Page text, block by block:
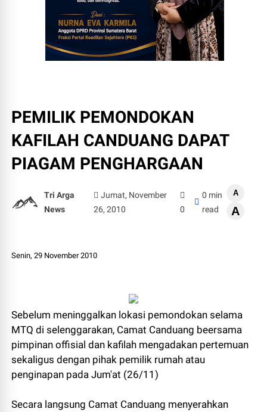
PEMILIK PEMONDOKAN
KAFILAH CANDUANG DAPAT
PIAGAM PENGHARGAAN
Tri Arga
News
Jumat, November
26, 2010
0
0 min
read
A
A
Senin, 29 November 2010
Sebelum meninggalkan lokasi pemondokan selama
MTQ di selenggarakan, Camat Canduang beersama
pimpinan offisial dan kafilah mengadakan pertemuan
sekaligus dengan pihak pemilik rumah atau
penginapan pada Jum'at (26/11)
Secara langsung Camat Canduang menyerahkan